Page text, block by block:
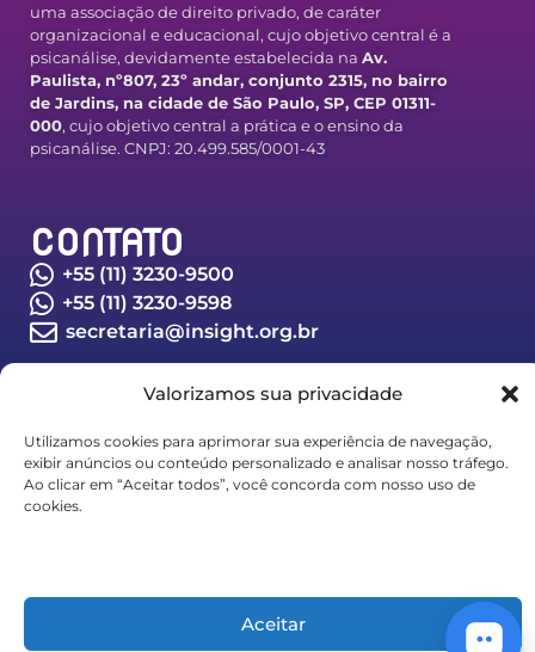
Valorizamos sua privacidade
Utilizamos cookies para aprimorar sua experiência de navegação,
exibir anúncios ou conteúdo personalizado e analisar nosso tráfego.
Ao clicar em “Aceitar todos”, você concorda com nosso uso de
cookies.
Aceitar
uma associação de direito privado, de caráter
organizacional e educacional, cujo objetivo central é a
psicanálise, devidamente estabelecida na Av.
Paulista, nº807, 23º andar, conjunto 2315, no bairro
de Jardins, na cidade de São Paulo, SP, CEP 01311-
000, cujo objetivo central a prática e o ensino da
psicanálise. CNPJ: 20.499.585/0001-43
CONTATO
+55 (11) 3230-9500
+55 (11) 3230-9598
secretaria@insight.org.br
LINKS IMPORTANTES
Política de privacidade
Depoimentos